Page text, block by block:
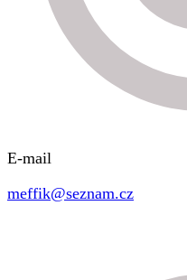
E-mail
meffik@seznam.cz